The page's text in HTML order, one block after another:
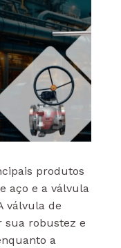
produtos
aço e a válvula
válvula de
sua robustez e
a